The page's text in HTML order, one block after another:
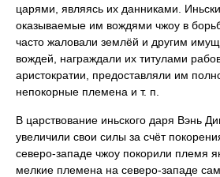
царями, являясь их данниками.
оказываемые им вождями чжоу в
часто жаловали землёй и другим
вождей, награждали их титулами
аристократии, предоставляли им
непокорные племена и т. п.
В царствование иньского даря Вэнь
увеличили свои силы за счёт
северо-западе чжоу покорили племя
мелкие племена на северо-западе